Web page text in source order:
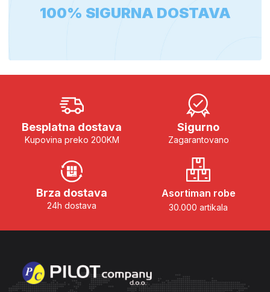
100% SIGURNA DOSTAVA
Besplatna dostava
Kupovina preko 200KM
Sigurno
Zagarantovano
Brza dostava
24h dostava
Asortiman robe
30.000 artikala